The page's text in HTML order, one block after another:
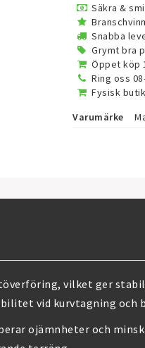
Säkra &
Snabba
Grymt bra
Öppet köp
Ring oss
Fysisk
Varumärke
vilket ger
vid kurvtagning och
ojämnheter och